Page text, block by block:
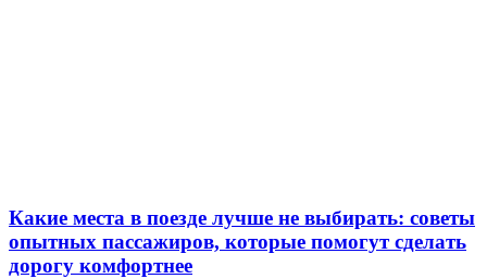
Какие места в поезде лучше не выбирать: советы
опытных пассажиров, которые помогут сделать
дорогу комфортнее